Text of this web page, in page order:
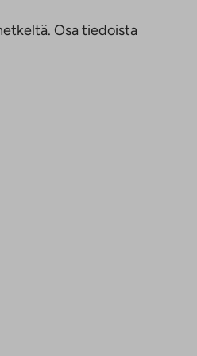
tarkempaa tietoa.
saakka.
tarjoaa rauhallisen
alle sekä erilliseen
Osa tiedoista